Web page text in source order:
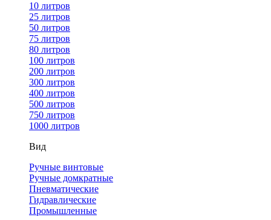
10 литров
25 литров
50 литров
75 литров
80 литров
100 литров
200 литров
300 литров
400 литров
500 литров
750 литров
1000 литров
Вид
Ручные винтовые
Ручные домкратные
Пневматические
Гидравлические
Промышленные